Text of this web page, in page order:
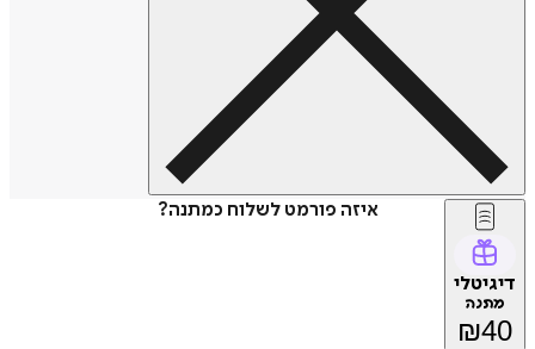
איזה פורמט לשלוח כמתנה?
דיגיטלי
מתנה
₪40